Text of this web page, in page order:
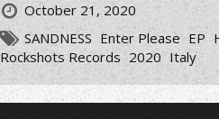
October 21, 2020
SANDNESS Enter Please EP
Rockshots Records 2020 Italy